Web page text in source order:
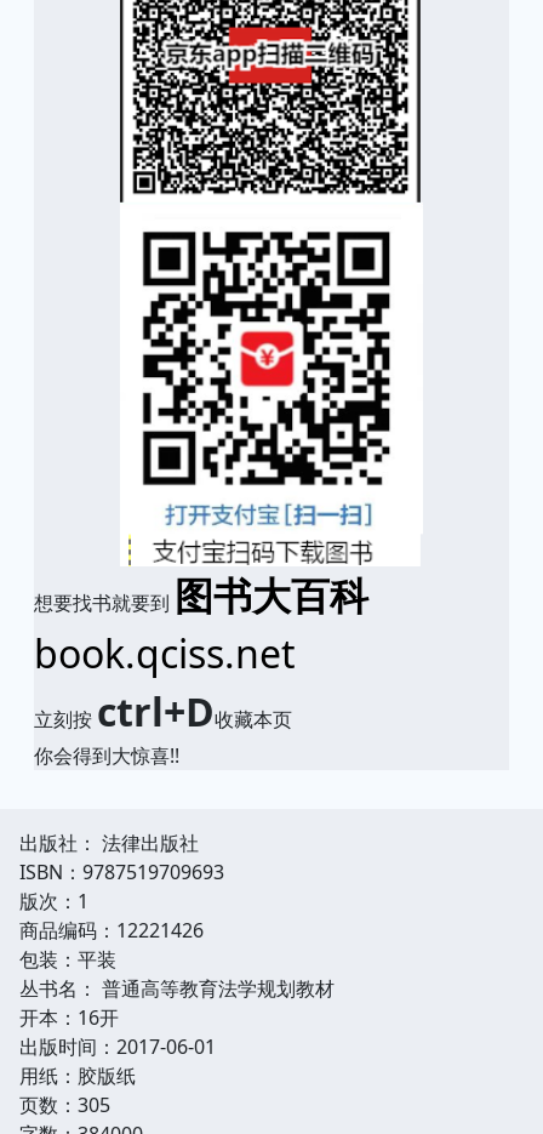
想要找书就要到 图书大百科
book.qciss.net
立刻按 ctrl+D收藏本页
你会得到大惊喜!!
出版社： 法律出版社
ISBN：9787519709693
版次：1
商品编码：12221426
包装：平装
丛书名： 普通高等教育法学规划教材
开本：16开
出版时间：2017-06-01
用纸：胶版纸
页数：305